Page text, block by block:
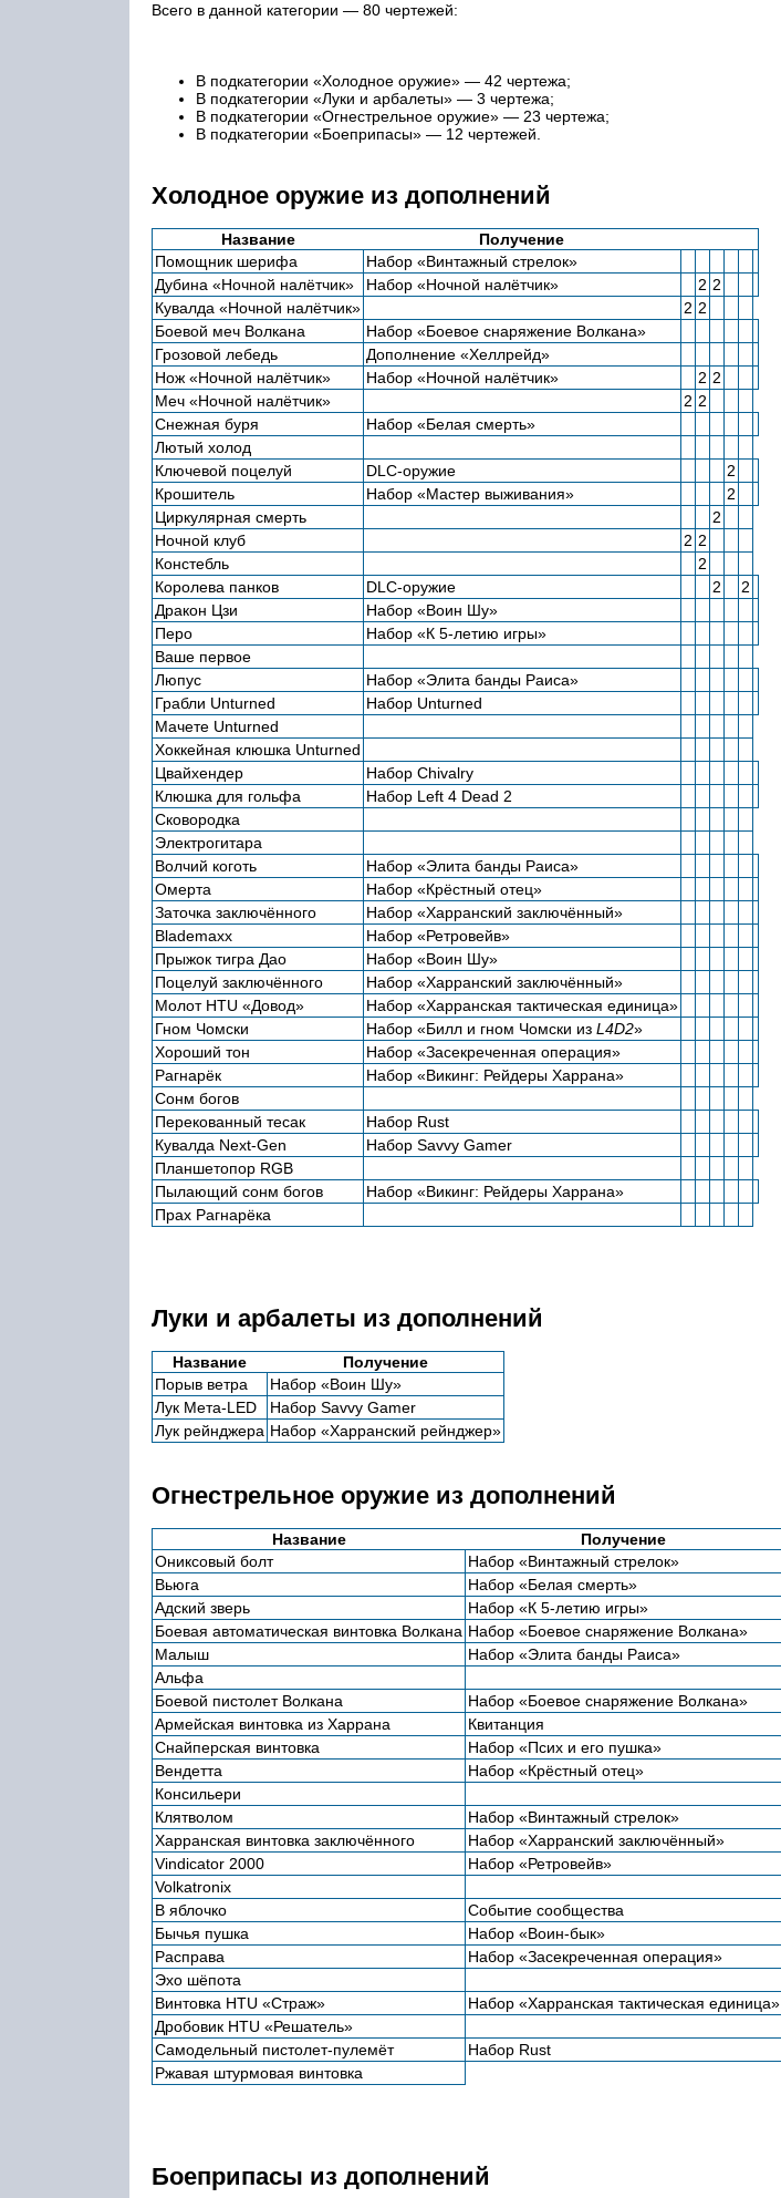
Всего в данной категории — 80 чертежей:
В подкатегории «Холодное оружие» — 42 чертежа;
В подкатегории «Луки и арбалеты» — 3 чертежа;
В подкатегории «Огнестрельное оружие» — 23 чертежа;
В подкатегории «Боеприпасы» — 12 чертежей.
Холодное оружие из дополнений
Название
Получение
Помощник шерифа
Набор «Винтажный стрелок»
Дубина «Ночной налётчик»
Набор «Ночной налётчик» 2 2
Кувалда «Ночной налётчик»
2 2
Боевой меч Волкана
Набор «Боевое снаряжение Волкана»
Грозовой лебедь
Дополнение «Хеллрейд»
Нож «Ночной налётчик»
Набор «Ночной налётчик» 2 2
Меч «Ночной налётчик»
2 2
Снежная буря
Набор «Белая смерть»
Лютый холод
Ключевой поцелуй
DLC-оружие
2
Крошитель
Набор «Мастер выживания»
2
Циркулярная смерть
2
Ночной клуб
2 2
Констебль
2
Королева панков
DLC-оружие 2
2
Дракон Цзи
Набор «Воин Шу»
Перо
Набор «К 5-летию игры»
Ваше первое
Люпус
Набор «Элита банды Раиса»
Грабли Unturned
Набор Unturned
Мачете Unturned
Хоккейная клюшка Unturned
Цвайхендер
Набор Chivalry
Клюшка для гольфа
Набор Left 4 Dead 2
Сковородка
Электрогитара
Волчий коготь
Набор «Элита банды Раиса»
Омерта
Набор «Крёстный отец»
Заточка заключённого
Набор «Харранский заключённый»
Blademaxx
Набор «Ретровейв»
Прыжок тигра Дао
Набор «Воин Шу»
Поцелуй заключённого
Набор «Харранский заключённый»
Молот HTU «Довод»
Набор «Харранская тактическая единица»
Гном Чомски
Набор «Билл и гном Чомски из L4D2»
Хороший тон
Набор «Засекреченная операция»
Рагнарёк
Набор «Викинг: Рейдеры Харрана»
Сонм богов
Перекованный тесак
Набор Rust
Кувалда Next-Gen
Набор Savvy Gamer
Планшетопор RGB
Пылающий сонм богов
Набор «Викинг: Рейдеры Харрана»
Прах Рагнарёка
Луки и арбалеты из дополнений
Название
Получение
Порыв ветра
Набор «Воин Шу»
Лук Мета-LED
Набор Savvy Gamer
Лук рейнджера Набор «Харранский рейнджер»
Огнестрельное оружие из дополнений
Название
Получение
Ониксовый болт
Набор «Винтажный стрелок»
Вьюга
Набор «Белая смерть»
Адский зверь
Набор «К 5-летию игры»
Боевая автоматическая винтовка Волкана Набор «Боевое снаряжение Волкана»
Малыш
Набор «Элита банды Раиса»
Альфа
Боевой пистолет Волкана
Набор «Боевое снаряжение Волкана»
Армейская винтовка из Харрана
Квитанция
Снайперская винтовка
Набор «Псих и его пушка»
Вендетта
Набор «Крёстный отец»
Консильери
Клятволом
Набор «Винтажный стрелок»
Харранская винтовка заключённого
Набор «Харранский заключённый»
Vindicator 2000
Набор «Ретровейв»
Volkatronix
В яблочко
Событие сообщества
Бычья пушка
Набор «Воин-бык»
Расправа
Набор «Засекреченная операция»
Эхо шёпота
Винтовка HTU «Страж»
Набор «Харранская тактическая единица»
Дробовик HTU «Решатель»
Самодельный пистолет-пулемёт
Набор Rust
Ржавая штурмовая винтовка
Боеприпасы из дополнений